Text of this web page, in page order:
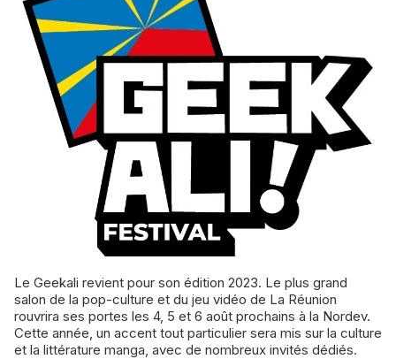
Le Geekali revient pour son édition 2023. Le plus grand
salon de la pop-culture et du jeu vidéo de La Réunion
rouvrira ses portes les 4, 5 et 6 août prochains à la Nordev.
Cette année, un accent tout particulier sera mis sur la culture
et la littérature manga, avec de nombreux invités dédiés.